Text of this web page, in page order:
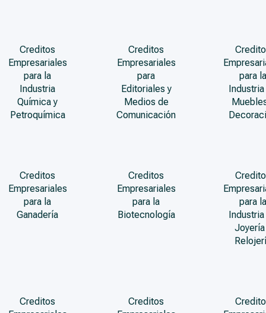
Creditos
Empresariales
para la
Industria
Química y
Petroquímica
Creditos
Empresariales
para
Editoriales y
Medios de
Comunicación
para la
Creditos
Empresariales
para la
Ganadería
Creditos
Empresariales
para la
Biotecnología
para la
Joyería
Creditos
Creditos